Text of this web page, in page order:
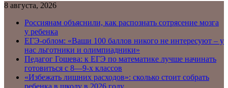
8 августа, 2026
Россиянам объяснили, как распознать сотрясение мозга
у ребенка
ЕГЭ-облом: «Ваши 100 баллов никого не интересуют – у
нас льготники и олимпиадники»
Педагог Гошева: к ЕГЭ по математике лучше начинать
готовиться с 8—9-х классов
«Избежать лишних расходов»: сколько стоит собрать
ребенка в школу в 2026 году